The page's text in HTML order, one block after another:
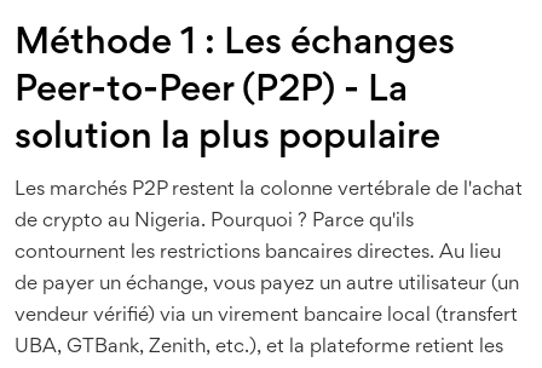
Méthode 1 : Les échanges
Peer-to-Peer (P2P) - La
solution la plus populaire
Les marchés P2P restent la colonne vertébrale de l'achat
de crypto au Nigeria. Pourquoi ? Parce qu'ils
contournent les restrictions bancaires directes. Au lieu
de payer un échange, vous payez un autre utilisateur (un
vendeur vérifié) via un virement bancaire local (transfert
UBA, GTBank, Zenith, etc.), et la plateforme retient les